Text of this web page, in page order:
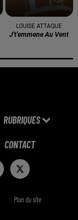
LOUISE ATTAQUE
J't'emmene Au Vent
RUBRIQUES
CONTACT
Plan du site